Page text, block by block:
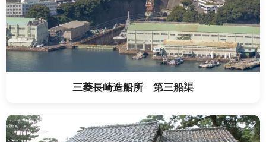
三菱長崎造船所 第三船渠